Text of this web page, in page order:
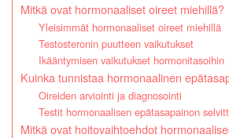
Mitkä ovat hormonaaliset oireet miehillä?
Yleisimmät hormonaaliset oireet miehillä
Testosteronin puutteen vaikutukset
Ikääntymisen vaikutukset hormonitasoihin
Kuinka tunnistaa hormonaalinen
Oireiden arviointi ja diagnosointi
Testit hormonaalisen epätasapainon
Mitkä ovat hoitovaihtoehdot